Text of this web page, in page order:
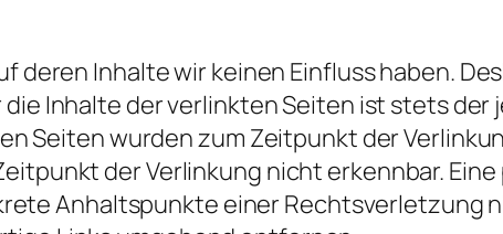
Inhalte wir keinen Einfluss haben.
Inhalte der verlinkten Seiten ist stets der
Seiten wurden zum Zeitpunkt der
der Verlinkung nicht erkennbar.
Anhaltspunkte einer Rechtsverletzung